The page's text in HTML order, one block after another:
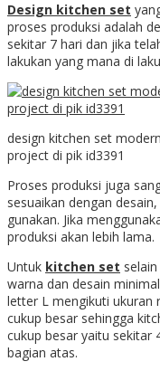
Design kitchen set
proses produksi adalah
sekitar 7 hari dan jika
lakukan yang mana di
design kitchen set
project di pik id3391
Proses produksi juga
sesuaikan dengan
gunakan. Jika
produksi akan lebih lama.
Untuk kitchen set
warna dan desain
letter L mengikuti ukuran
cukup besar sehingga
cukup besar yaitu sekitar
bagian atas.